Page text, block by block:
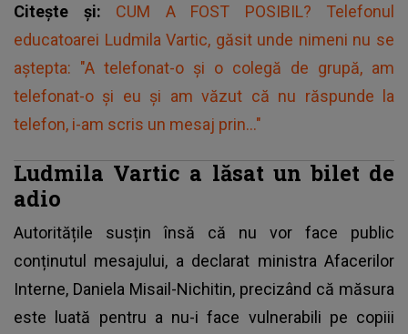
Citește și: CUM A FOST POSIBIL? Telefonul
educatoarei Ludmila Vartic, găsit unde nimeni nu se
aștepta: "A telefonat-o și o colegă de grupă, am
telefonat-o și eu și am văzut că nu răspunde la
telefon, i-am scris un mesaj prin..."
Ludmila Vartic a lăsat un bilet de
adio
Autoritățile susțin însă că nu vor face public
conținutul mesajului, a declarat ministra Afacerilor
Interne, Daniela Misail-Nichitin, precizând că măsura
este luată pentru a nu-i face vulnerabili pe copiii